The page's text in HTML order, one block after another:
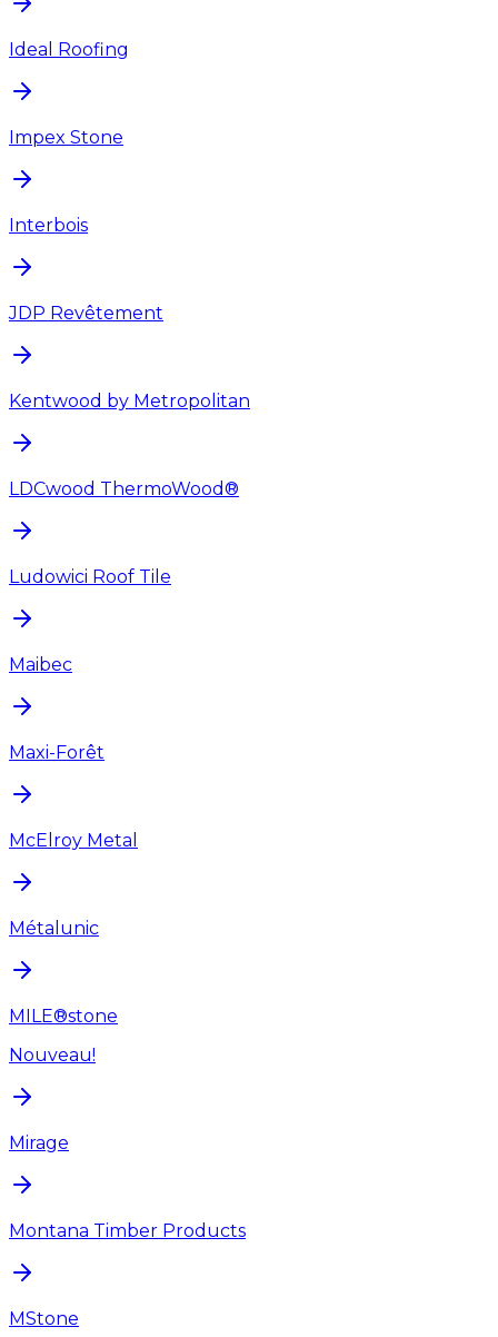
Ideal Roofing
Impex Stone
Interbois
JDP Revêtement
Kentwood by Metropolitan
LDCwood ThermoWood®
Ludowici Roof Tile
Maibec
Maxi-Forêt
McElroy Metal
Métalunic
MILE®stone
Nouveau!
Mirage
Montana Timber Products
MStone